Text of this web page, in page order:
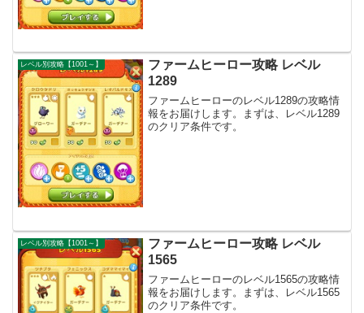
レベル別攻略【1001～】
ファームヒーロー攻略 レベル
1289
ファームヒーローのレベル1289の攻略情
報をお届けします。まずは、レベル1289
のクリア条件です。
レベル別攻略【1001～】
ファームヒーロー攻略 レベル
1565
ファームヒーローのレベル1565の攻略情
報をお届けします。まずは、レベル1565
のクリア条件です。